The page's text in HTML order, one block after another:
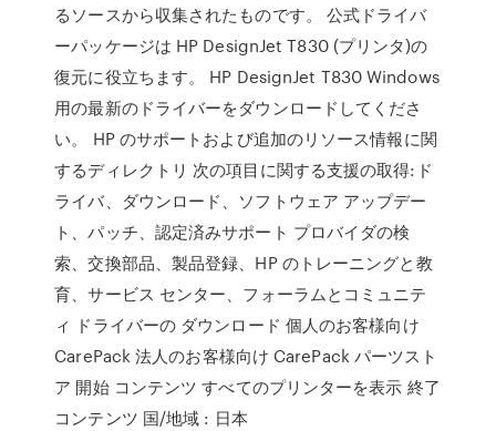
るソースから収集されたものです。 公式ドライバ
ーパッケージは HP DesignJet T830 (プリンタ)の
復元に役立ちます。 HP DesignJet T830 Windows
用の最新のドライバーをダウンロードしてくださ
い。 HP のサポートおよび追加のリソース情報に関
するディレクトリ 次の項目に関する支援の取得:ド
ライバ、ダウンロード、ソフトウェア アップデー
ト、パッチ、認定済みサポート プロバイダの検
索、交換部品、製品登録、HP のトレーニングと教
育、サービス センター、フォーラムとコミュニテ
ィ ドライバーの ダウンロード 個人のお客様向け
CarePack 法人のお客様向け CarePack パーツスト
ア 開始 コンテンツ すべてのプリンターを表示 終了
コンテンツ 国/地域 : 日本